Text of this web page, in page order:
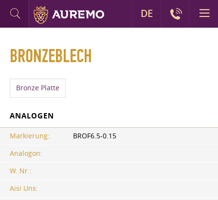
BRONZEBLECH
Bronze Platte
ANALOGEN
Markierung:
BROF6.5-0.15
Analogon:
W. Nr.:
Aisi Uns:
DE